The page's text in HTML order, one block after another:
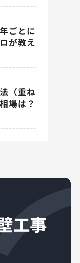
ごとに
が教え
（重ね
場は？
工事